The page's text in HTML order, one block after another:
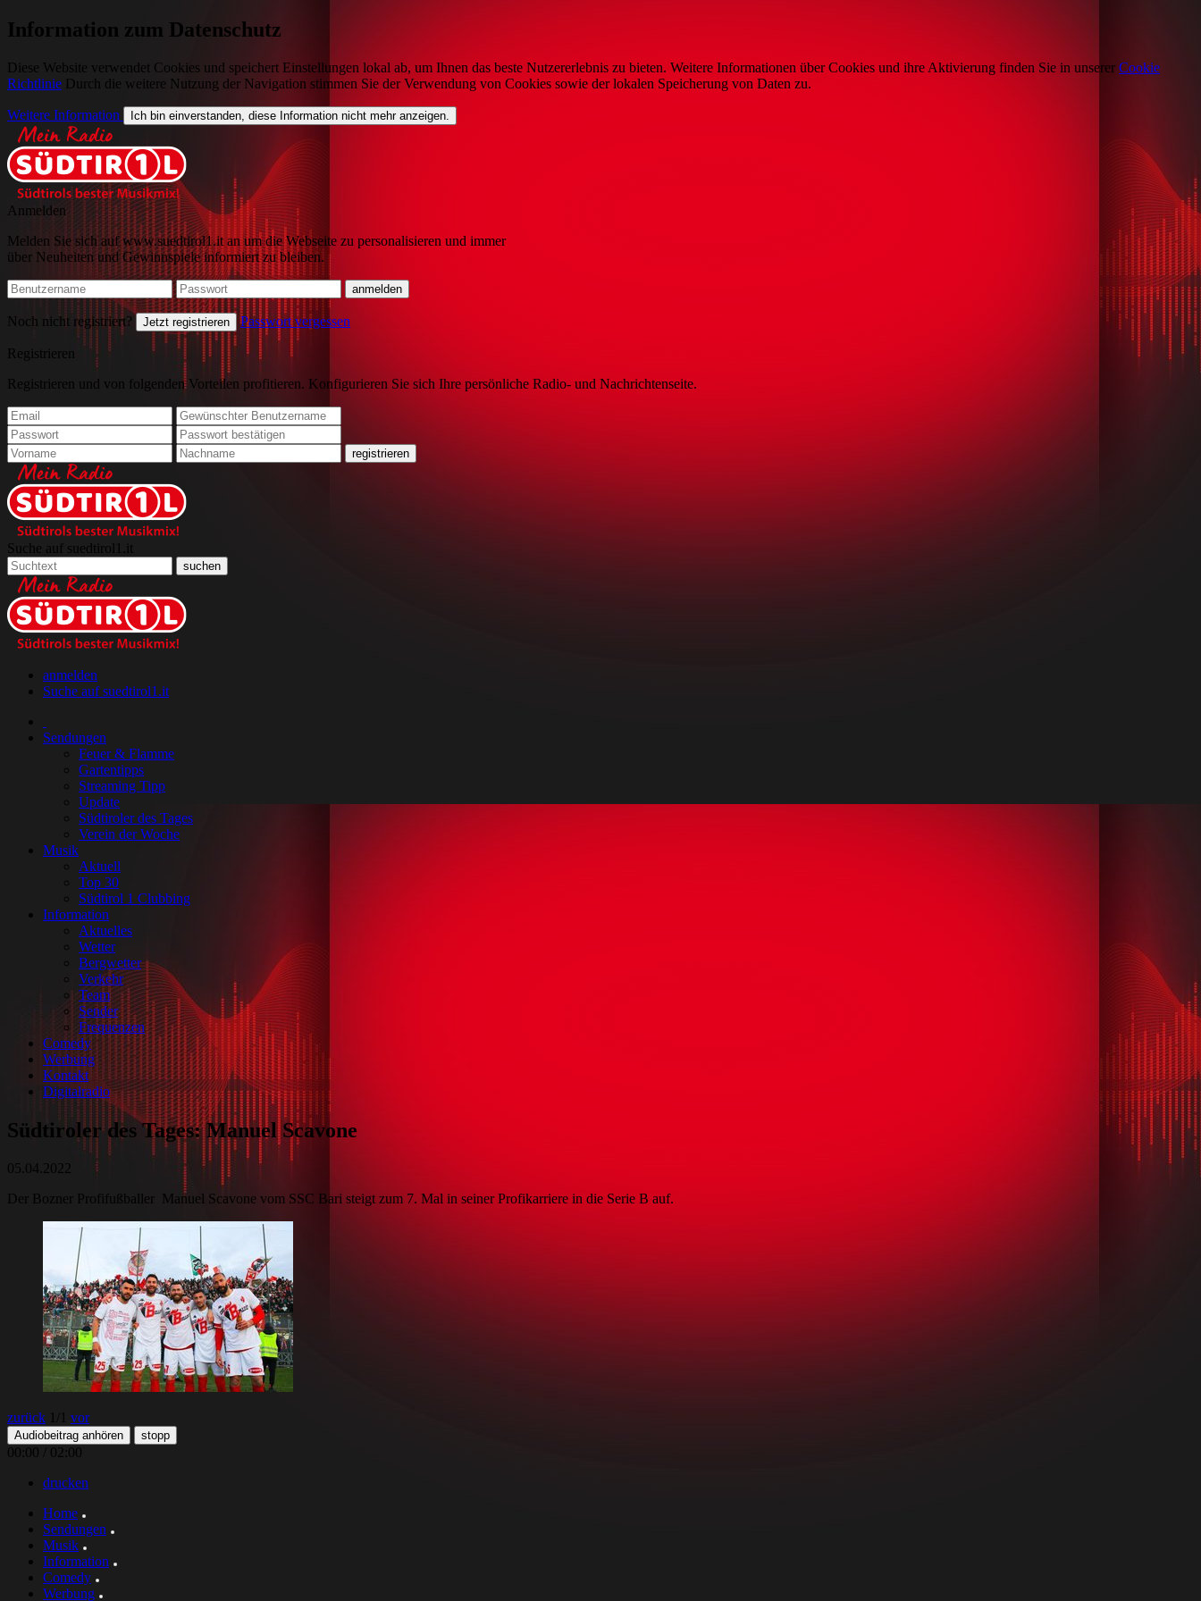
Information zum Datenschutz
Diese Website verwendet Cookies und speichert Einstellungen lokal ab, um Ihnen das beste Nutzererlebnis zu bieten. Weitere Informationen über Cookies und ihre Aktivierung finden Sie in unserer Cookie
Richtlinie Durch die weitere Nutzung der Navigation stimmen Sie der Verwendung von Cookies sowie der lokalen Speicherung von Daten zu.
Weitere Information Ich bin einverstanden, diese Information nicht mehr anzeigen.
Anmelden
Melden Sie sich auf www.suedtirol1.it an um die Webseite zu personalisieren und immer
über Neuheiten und Gewinnspiele informiert zu bleiben.
Noch nicht registriert? Jetzt registrieren Passwort vergessen
Registrieren
Registrieren und von folgenden Vorteilen profitieren. Konfigurieren Sie sich Ihre persönliche Radio- und Nachrichtenseite.
Suche auf suedtirol1.it
anmelden
Suche auf suedtirol1.it
Sendungen
Feuer & Flamme
Gartentipps
Streaming Tipp
Update
Südtiroler des Tages
Verein der Woche
Musik
Aktuell
Top 30
Südtirol 1 Clubbing
Information
Aktuelles
Wetter
Bergwetter
Verkehr
Team
Sender
Frequenzen
Comedy
Werbung
Kontakt
Digitalradio
Südtiroler des Tages: Manuel Scavone
05.04.2022
Der Bozner Profifußballer Manuel Scavone vom SSC Bari steigt zum 7. Mal in seiner Profikarriere in die Serie B auf.
zurück 1 /1 vor
Audiobeitrag anhören stopp
00:00
02:00
drucken
Home
Sendungen
Musik
Information
Comedy
Werbung